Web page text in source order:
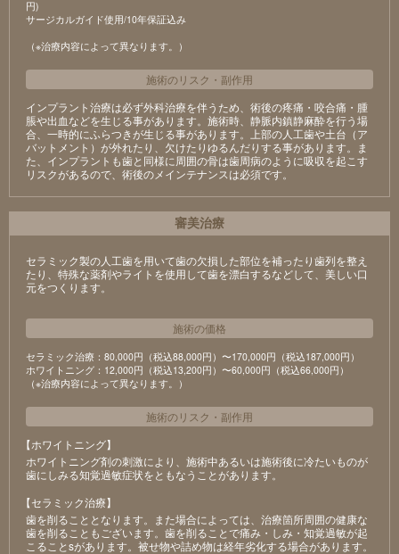
円)
サージカルガイド使用/10年保証込み
（※治療内容によって異なります。）
施術のリスク ・ 副作用
インプラント治療は必ず外科治療を伴うため、術後の疼痛・咬合痛・腫
脹や出血などを生じる事があります。施術時、静脈内鎮静麻酔を行う場
合、一時的にふらつきが生じる事があります。上部の人工歯や土台（ア
バットメント）が外れたり、欠けたりゆるんだりする事があります。ま
た、インプラントも歯と同様に周囲の骨は歯周病のように吸収を起こす
リスクがあるので、術後のメインテナンスは必須です。
審美治療
セラミック製の⼈⼯⻭を⽤いて⻭の⽋損した部位を補ったり⻭列を整え
たり、特殊な薬剤やライトを使⽤して⻭を漂⽩するなどして、美しい⼝
元をつくります。
施術の価格
セラミック治療：80,000円（税込88,000円）〜170,000円（税込187,000円）
ホワイトニング：12,000円（税込13,200円）〜60,000円（税込66,000円）
（※治療内容によって異なります。）
施術のリスク ・ 副作用
【ホワイトニング】
ホワイトニング剤の刺激により、施術中あるいは施術後に冷たいものが
⻭にしみる知覚過敏症状をともなうことがあります。
【セラミック治療】
⻭を削ることとなります。また場合によっては、治療箇所周囲の健康な
⻭を削ることもございます。⻭を削ることで痛み・しみ・知覚過敏が起
こることsがあります。被せ物や詰め物は経年劣化する場合があります。